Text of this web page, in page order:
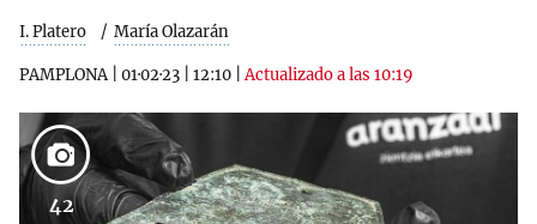
I. Platero María Olazarán
PAMPLONA| 01·02·23 12:10 |Actualizado a las 10:19
42